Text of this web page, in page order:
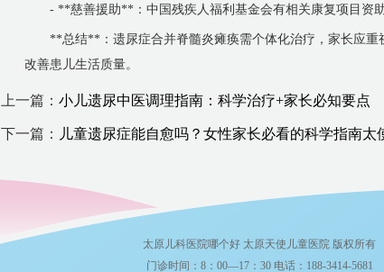
- **慈善援助**：中国残疾人福利基金会有相关康复项目资助
**总结**：遗尿症合并脊髓炎瘫痪需个体化治疗，家长应
改善患儿生活质量。
上一篇： 小儿遗尿中医调理指南：科学治疗+家长必知要点
下一篇： 儿童遗尿症能自愈吗？女性家长必看的科学指南太
太原儿科医院哪个好 太原天使儿童医院 版权所有
门诊时间：8：00—17：30 电话：188-3414-5681